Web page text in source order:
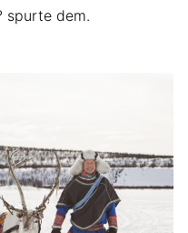
spurte dem.